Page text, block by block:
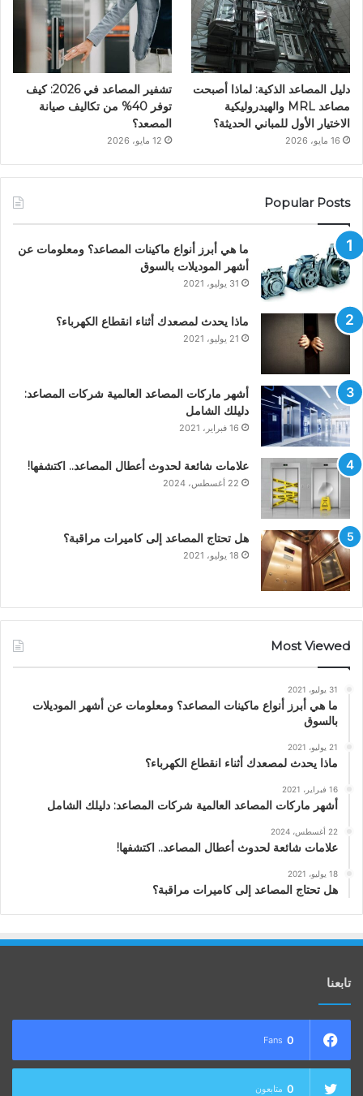
دليل المصاعد الذكية: لماذا أصبحت
مصاعد MRL والهيدروليكية
الاختيار الأول للمباني الحديثة؟
16 مايو، 2026
تشفير المصاعد في 2026: كيف
توفر 40% من تكاليف صيانة
المصعد؟
12 مايو، 2026
Popular Posts
ما هي أبرز أنواع ماكينات المصاعد؟ ومعلومات عن
أشهر الموديلات بالسوق
31 يوليو، 2021
ماذا يحدث لمصعدك أثناء انقطاع الكهرباء؟
21 يوليو، 2021
أشهر ماركات المصاعد العالمية شركات المصاعد:
دليلك الشامل
16 فبراير، 2021
علامات شائعة لحدوث أعطال المصاعد.. اكتشفها!
22 أغسطس، 2024
هل تحتاج المصاعد إلى كاميرات مراقبة؟
18 يوليو، 2021
Most Viewed
31 يوليو، 2021
ما هي أبرز أنواع ماكينات المصاعد؟ ومعلومات عن أشهر الموديلات
بالسوق
21 يوليو، 2021
ماذا يحدث لمصعدك أثناء انقطاع الكهرباء؟
16 فبراير، 2021
أشهر ماركات المصاعد العالمية شركات المصاعد: دليلك الشامل
22 أغسطس، 2024
علامات شائعة لحدوث أعطال المصاعد.. اكتشفها!
18 يوليو، 2021
هل تحتاج المصاعد إلى كاميرات مراقبة؟
تابعنا
0
Fans
0 متابعون